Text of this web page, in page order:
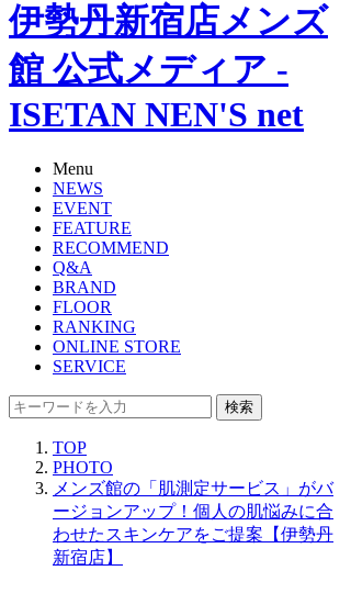
伊勢丹新宿店メンズ
館 公式メディア -
ISETAN NEN'S net
Menu
NEWS
EVENT
FEATURE
RECOMMEND
Q&A
BRAND
FLOOR
RANKING
ONLINE STORE
SERVICE
検索
TOP
PHOTO
メンズ館の「肌測定サービス」がバ
ージョンアップ！個人の肌悩みに合
わせたスキンケアをご提案【伊勢丹
新宿店】